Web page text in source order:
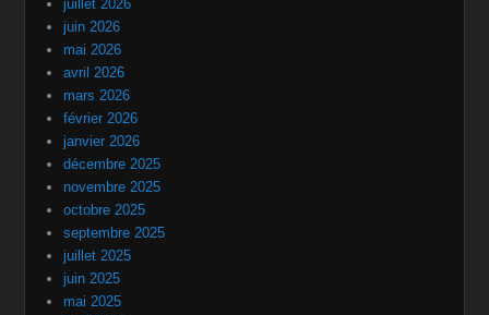
juillet 2026
juin 2026
mai 2026
avril 2026
mars 2026
février 2026
janvier 2026
décembre 2025
novembre 2025
octobre 2025
septembre 2025
juillet 2025
juin 2025
mai 2025